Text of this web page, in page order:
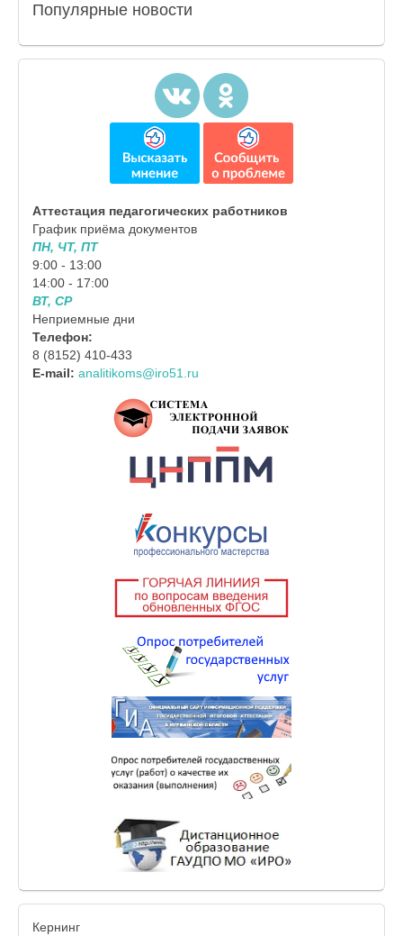
Популярные новости
Аттестация педагогических работников
График приёма документов
ПН, ЧТ, ПТ
9:00 - 13:00
14:00 - 17:00
ВТ, СР
Неприемные дни
Телефон:
8 (8152) 410-433
E-mail: analitikoms@iro51.ru
Кернинг